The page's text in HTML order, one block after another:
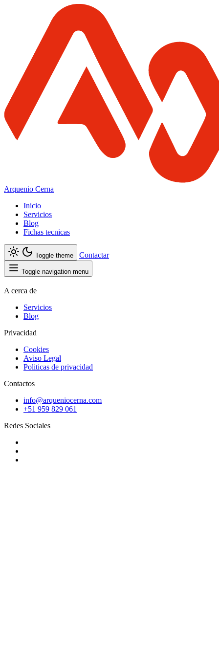
Arquenio Cerna
Inicio
Servicios
Blog
Fichas tecnicas
Toggle theme Contactar
Toggle navigation menu
A cerca de
Servicios
Blog
Privacidad
Cookies
Aviso Legal
Politicas de privacidad
Contactos
info@arqueniocerna.com
+51 959 829 061
Redes Sociales